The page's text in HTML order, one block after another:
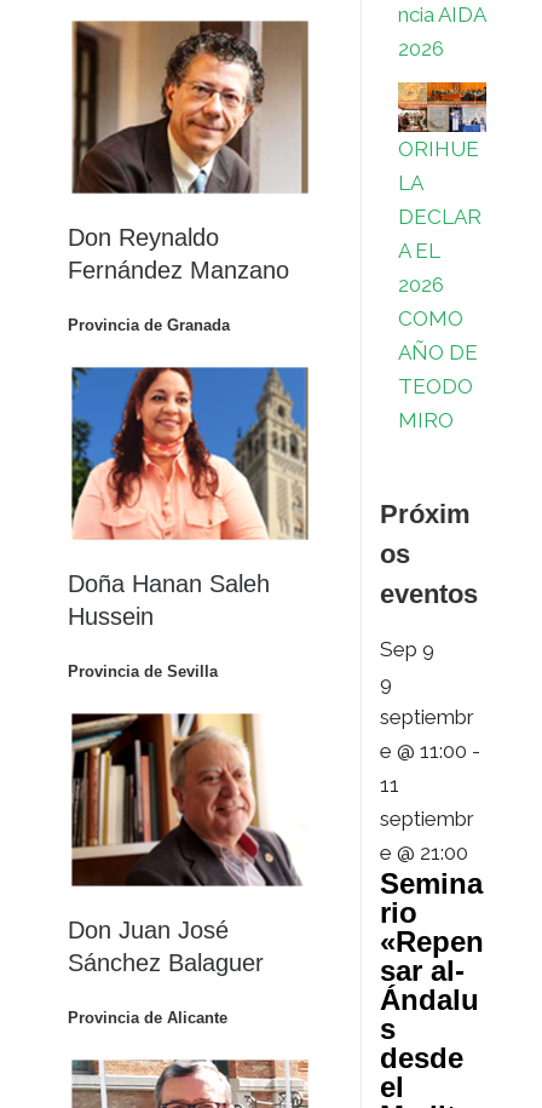
Don Reynaldo
Fernández Manzano
Provincia de Granada
Doña Hanan Saleh
Hussein
Provincia de Sevilla
Don Juan José
Sánchez Balaguer
Provincia de Alicante
ncia AIDA
2026
ORIHUE
LA
DECLAR
A EL
2026
COMO
AÑO DE
TEODO
MIRO
Próxim
os
eventos
Sep9
9
septiembr
e @ 11:00 -
11
septiembr
e @ 21:00
Semina
rio
«Repen
sar al-
Ándalu
s
desde
el